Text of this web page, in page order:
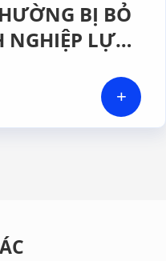
BỊ BỎ
NGHIỆP LỰA
+